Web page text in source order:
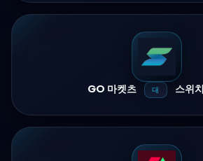
GO 마켓츠 대 스위